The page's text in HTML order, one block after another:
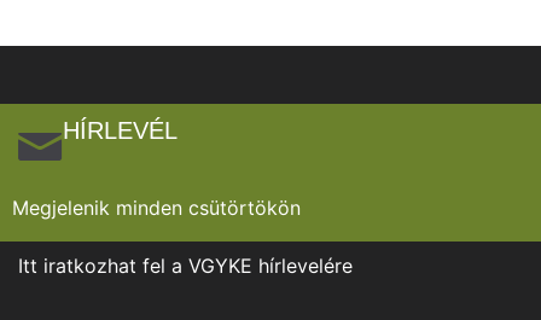
HÍRLEVÉL
Megjelenik minden csütörtökön
Itt iratkozhat fel a VGYKE hírlevelére